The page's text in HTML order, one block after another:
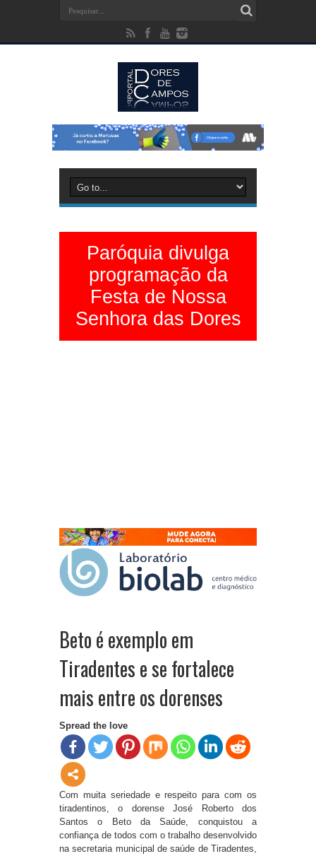
Paróquia divulga
programação da
Festa de Nossa
Senhora das Dores
Beto é exemplo em
Tiradentes e se fortalece
mais entre os dorenses
Spread the love
Com muita seriedade e respeito para com os
tiradentinos, o dorense José Roberto dos
Santos o Beto da Saúde, conquistou a
confiança de todos com o trabalho desenvolvido
na secretaria municipal de saúde de Tiradentes,